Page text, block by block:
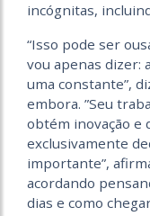
incógnitas,
“Isso pode ser
vou apenas dizer:
uma constante”,
embora. ”Seu
obtém inovação e
exclusivamente
importante”,
acordando
dias e como